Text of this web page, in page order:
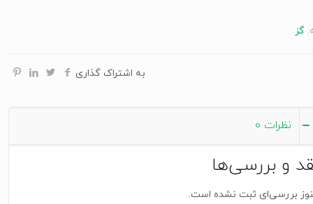
گز
به اشتراک گذاری
نظرات 0
و بررسی‌ها
بررسی‌ای ثبت نشده است.